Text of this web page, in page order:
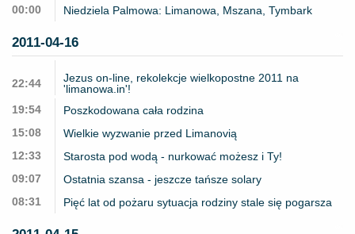
00:00
Niedziela Palmowa: Limanowa, Mszana, Tymbark
2011-04-16
22:44
Jezus on-line, rekolekcje wielkopostne 2011 na
'limanowa.in'!
19:54
Poszkodowana cała rodzina
15:08
Wielkie wyzwanie przed Limanovią
12:33
Starosta pod wodą - nurkować możesz i Ty!
09:07
Ostatnia szansa - jeszcze tańsze solary
08:31
Pięć lat od pożaru sytuacja rodziny stale się pogarsza